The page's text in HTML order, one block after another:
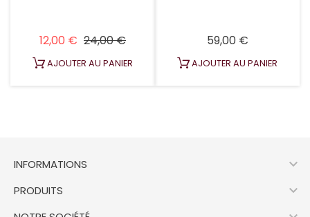
12,00 € Prix habituel
24,00 €Prix
AJOUTER AU PANIER
59,00 €Prix
AJOUTER AU PANIER
INFORMATIONS 
PRODUITS 